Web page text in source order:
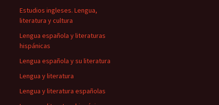
Estudios ingleses. Lengua,
literatura y cultura
Lengua española y literaturas
hispánicas
Lengua española y su literatura
Lengua y literatura
Lengua y literatura españolas